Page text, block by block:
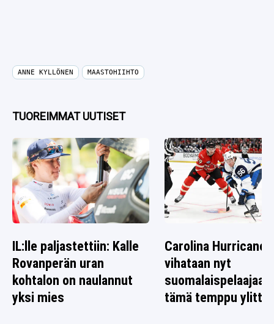
ANNE KYLLÖNEN MAASTOHIIHTO
TUOREIMMAT UUTISET
IL:lle paljastettiin: Kalle
Rovanperän uran
kohtalon on naulannut
yksi mies
Carolina
vihataan nyt
suomalaispelaajaa
tämä temppu ylitti